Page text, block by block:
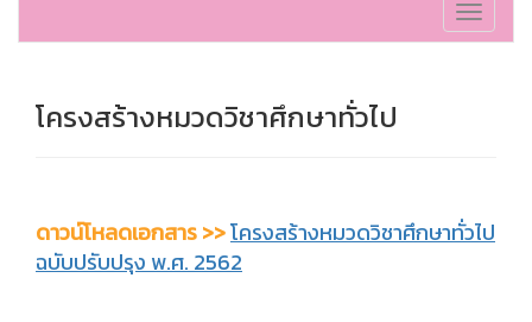
Toggle
โครงสร้างหมวดวิชาศึกษาทั่วไป
ดาวน์โหลดเอกสาร >>โครงสร้างหมวดวิชาศึกษาทั่วไป
ฉบับปรับปรุง พ.ศ. 2562